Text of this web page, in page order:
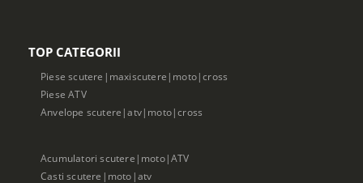
TOP CATEGORII
Piese scutere|maxiscutere|moto|cross
Piese ATV
Anvelope scutere|atv|moto|cross
Acumulatori scutere|moto|ATV
Casti scutere|moto|atv